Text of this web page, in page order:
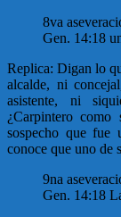
8va
Gen. 14:18
Replica: Digan lo
alcalde, ni
asistente, ni
¿Carpintero
sospecho que
conoce que uno de
9na
Gen. 14:18